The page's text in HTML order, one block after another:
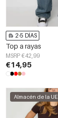
2-5 DÍAS
Top a rayas
MSRP €42,99
€14,95
Almacén de la UE